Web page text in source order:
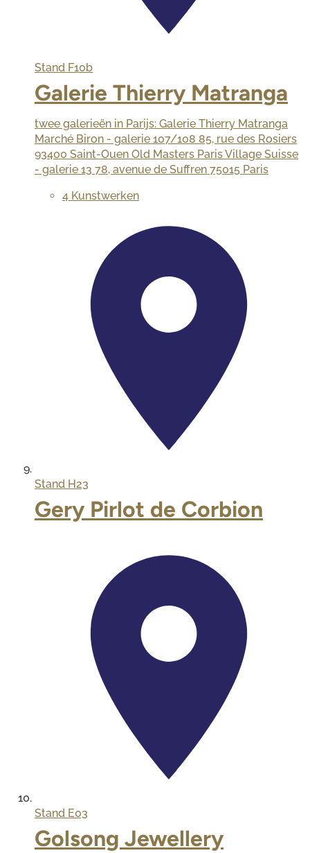
Stand F10b
Galerie Thierry Matranga
twee galerieën in Parijs: Galerie Thierry Matranga
Marché Biron - galerie 107/108 85, rue des Rosiers
93400 Saint-Ouen Old Masters Paris Village Suisse
- galerie 13 78, avenue de Suffren 75015 Paris
4 Kunstwerken
Stand H23
Gery Pirlot de Corbion
Stand E03
Golsong Jewellery